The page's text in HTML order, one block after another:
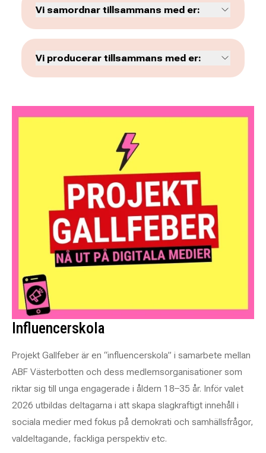
• marknadsföring
• utbildning
Vi samordnar tillsammans med er:
• studiecirklar
• konferenser
• utbildningar
• nätverksträffar
• externt finansierade projekt
Vi producerar tillsammans med er:
• livestream
• webb
Influencerskola
Projekt Gallfeber är en “influencerskola” i samarbete mellan
ABF Västerbotten och dess medlemsorganisationer som
riktar sig till unga engagerade i åldern 18–35 år. Inför valet
2026 utbildas deltagarna i att skapa slagkraftigt innehåll i
sociala medier med fokus på demokrati och samhällsfrågor,
valdeltagande, fackliga perspektiv etc.